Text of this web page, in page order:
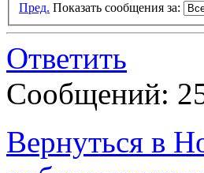
Пред. Показать сообщения за:
Ответить
Сообщений:
Вернуться в